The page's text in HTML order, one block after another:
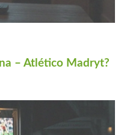
– Atlético Madryt?